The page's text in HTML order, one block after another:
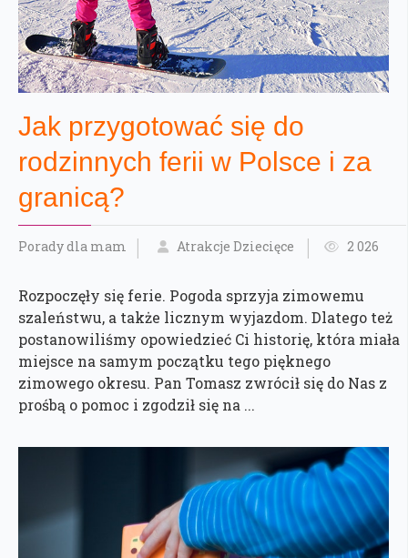
Jak przygotować się do
rodzinnych ferii w Polsce i za
granicą?
Porady dla mam Atrakcje Dziecięce 2 026
Rozpoczęły się ferie. Pogoda sprzyja zimowemu
szaleństwu, a także licznym wyjazdom. Dlatego też
postanowiliśmy opowiedzieć Ci historię, która miała
miejsce na samym początku tego pięknego
zimowego okresu. Pan Tomasz zwrócił się do Nas z
prośbą o pomoc i zgodził się na ...